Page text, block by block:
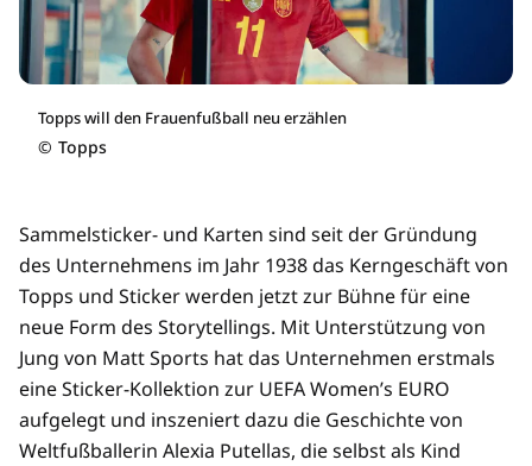
Topps will den Frauenfußball neu erzählen
© Topps
Sammelsticker- und Karten sind seit der Gründung
des Unternehmens im Jahr 1938 das Kerngeschäft von
Topps und Sticker werden jetzt zur Bühne für eine
neue Form des Storytellings. Mit Unterstützung von
Jung von Matt Sports hat das Unternehmen erstmals
eine Sticker-Kollektion zur UEFA Women’s EURO
aufgelegt und inszeniert dazu die Geschichte von
Weltfußballerin Alexia Putellas, die selbst als Kind